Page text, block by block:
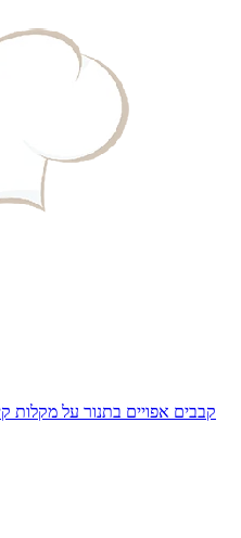
קבבים אפויים בתנור על מקלות